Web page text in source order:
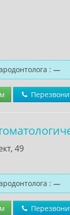
: —
49
: —